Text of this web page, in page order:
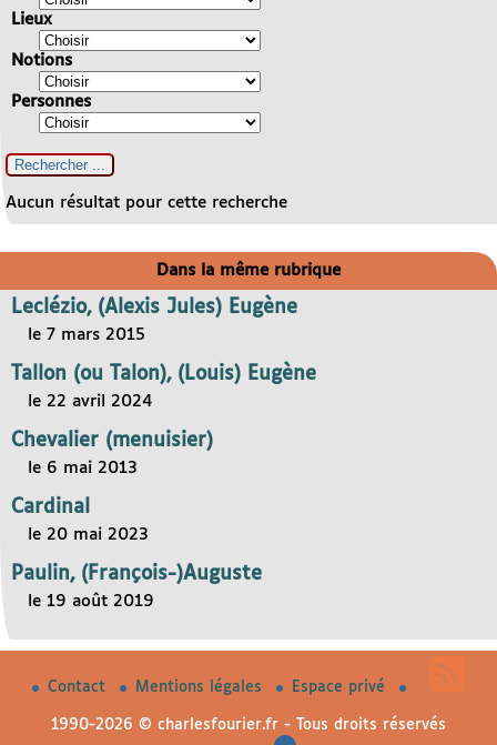
Lieux
Notions
Personnes
Aucun résultat pour cette recherche
Dans la même rubrique
Leclézio, (Alexis Jules) Eugène
le 7 mars 2015
Tallon (ou Talon), (Louis) Eugène
le 22 avril 2024
Chevalier (menuisier)
le 6 mai 2013
Cardinal
le 20 mai 2023
Paulin, (François-)Auguste
le 19 août 2019
Contact Mentions légales Espace privé
1990-2026 © charlesfourier.fr - Tous droits réservés